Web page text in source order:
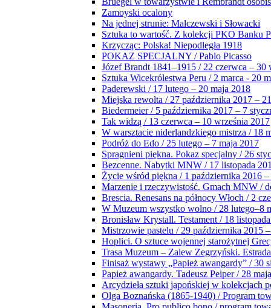
Zamoyski ocalony
Na jednej strunie: Malczewski i Słowacki
Sztuka to wartość. Z kolekcji PKO Banku
Krzycząc: Polska! Niepodległa 1918
POKAZ SPECJALNY / Pablo Picasso
Józef Brandt 1841–1915 / 22 czerwca – 30
Sztuka Wicekrólestwa Peru / 2 marca - 20
Paderewski / 17 lutego – 20 maja 2018
Miejska rewolta / 27 października 2017 –
Biedermeier / 5 października 2017 – 7
Tak widzą / 13 czerwca – 10 września 2017
W warsztacie niderlandzkiego mistrza / 18
Podróż do Edo / 25 lutego – 7 maja 2017
Spragnieni piękna. Pokaz specjalny / 26
Bezcenne. Nabytki MNW / 17 listopada
Życie wśród piękna / 1 października 2016
Marzenie i rzeczywistość. Gmach MNW /
Brescia. Renesans na północy Włoch / 2
W Muzeum wszystko wolno / 28 lutego–8
Bronisław Krystall. Testament / 18
Mistrzowie pastelu / 29 października 2015
Hoplici. O sztuce wojennej starożytnej
Trasa Muzeum – Zalew Zegrzyński.
Finisaż wystawy „Papież awangardy” / 30
Papież awangardy. Tadeusz Peiper / 28
Arcydzieła sztuki japońskiej w kolekcjach
Olga Boznańska (1865-1940) / Program